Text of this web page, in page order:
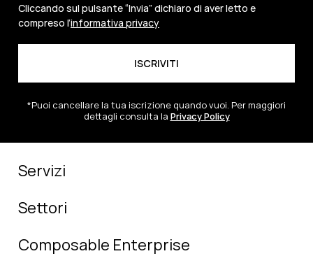
Cliccando sul pulsante “Invia” dichiaro di aver letto e
compreso l’informativa privacy
*Puoi cancellare la tua iscrizione quando vuoi. Per maggiori
dettagli consulta la Privacy Policy
Servizi
Settori
Composable Enterprise